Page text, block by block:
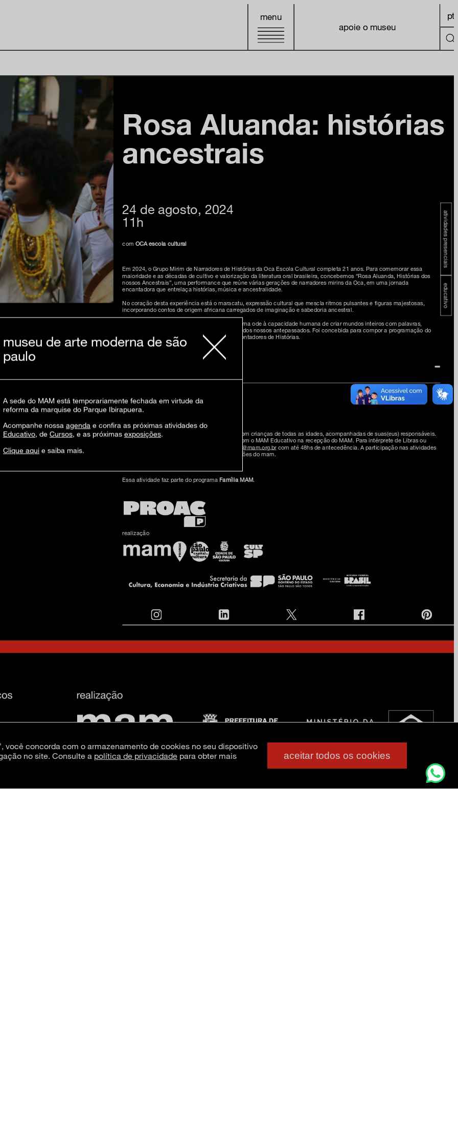
menu
apoie o museu
pt
Rosa Aluanda: histórias
ancestrais
24 de agosto, 2024
11h
com OCA escola cultural
Em 2024, o Grupo Mirim de Narradores de Histórias da Oca Escola Cultural completa 21 anos. Para comemorar essa
maioridade e as décadas de cultivo e valorização da literatura oral brasileira, concebemos “Rosa Aluanda, Histórias dos
nossos Ancestrais”, uma performance que reúne várias gerações de narradores mirins da Oca, em uma jornada
encantadora que entrelaça histórias, música e ancestralidade.
No coração desta experiência está o maracatu, expressão cultural que mescla ritmos pulsantes e figuras majestosas,
incorporando contos de origem africana carregados de imaginação e sabedoria ancestral.
“Rosa Aluanda” celebra a arte da narrativa, é uma ode à capacidade humana de criar mundos inteiros com palavras,
unindo realeza, fantasia, e a profunda herança dos nossos antepassados. Foi concebida para compor a programação do
13º Boca do Céu, Encontro Internacional de Contadores de Histórias.
Ficha técnica
Atividade presencial e gratuita, para famílias com crianças de todas as idades, acompanhadas de suas(eus) responsáveis.
Inscrições com 30 minutos de antecedência com o MAM Educativo na recepção do MAM. Para intérprete de Libras ou
educativo@mam.org.brcom até 48hs de antecedência. A participação nas atividades
educativas garantem a gratuidade nas exposições do mam.
Essa atividade faz parte do programa Família MAM.
realização
atividades presenciais
educativo
inscreva-se na nossa newsletter
imprensa
trabalhe conosco
museu de arte moderna de são
paulo
A sede do MAM está temporariamente fechada em virtude da
reforma da marquise do Parque Ibirapuera.
Acompanhe nossa agenda e confira as próximas atividades do
Educativo, de Cursos, e as próximas exposições.
Clique aqui e saiba mais.
você concorda com o armazenamento de cookies no seu dispositivo
no site. Consulte a política de privacidade para obter mais
aceitar todos os cookies